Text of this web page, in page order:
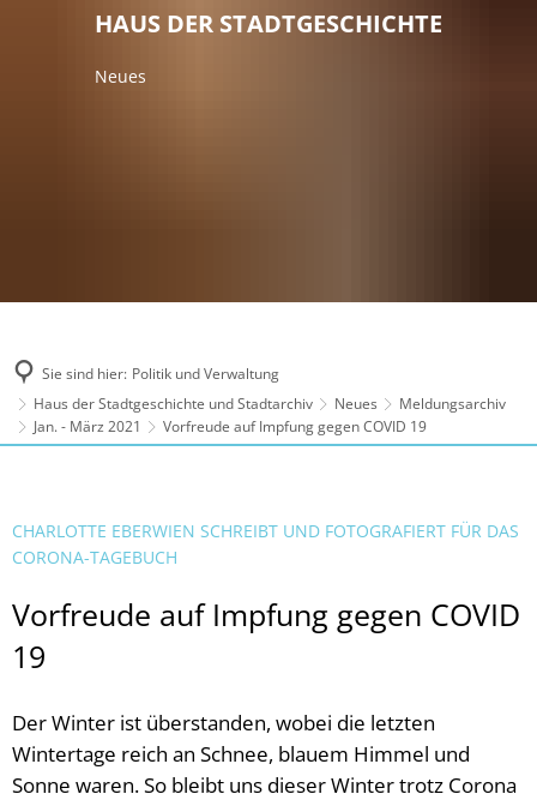
HAUS DER STADTGESCHICHTE
Neues
Sie sind hier: Politik und Verwaltung
Haus der Stadtgeschichte und Stadtarchiv
Neues
Meldungsarchiv
Jan. - März 2021
Vorfreude auf Impfung gegen COVID 19
CHARLOTTE EBERWIEN SCHREIBT UND FOTOGRAFIERT FÜR DAS
CORONA-TAGEBUCH
Vorfreude auf Impfung gegen COVID
19
Der Winter ist überstanden, wobei die letzten
Wintertage reich an Schnee, blauem Himmel und
Sonne waren. So bleibt uns dieser Winter trotz Corona